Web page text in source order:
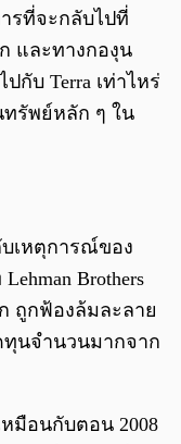
รที่จะกลับไปที่
และทางกองุน
กับ Terra เท่าไหร่
ทรัพย์หลัก ๆ ใน
บเหตุการณ์ของ
Brothers
ถูกฟ้องล้มละลาย
ทุนจำนวนมากจาก
มือนกับตอน 2008